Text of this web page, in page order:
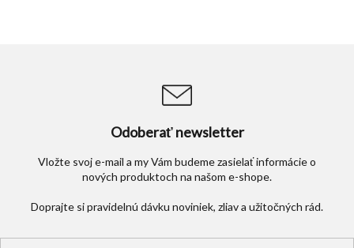
Odoberať newsletter
Vložte svoj e-mail a my Vám budeme zasielať informácie o
nových produktoch na našom e-shope.